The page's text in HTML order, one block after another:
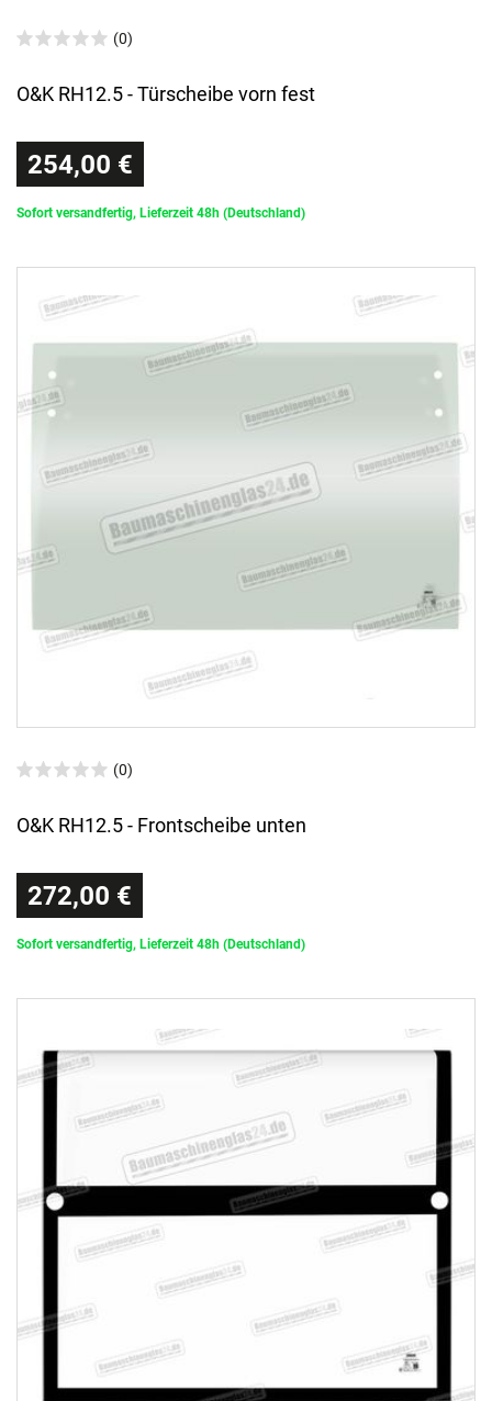
(0)
O&K RH12.5 - Türscheibe vorn fest
254,00 €
Sofort versandfertig, Lieferzeit 48h (Deutschland)
(0)
O&K RH12.5 - Frontscheibe unten
272,00 €
Sofort versandfertig, Lieferzeit 48h (Deutschland)